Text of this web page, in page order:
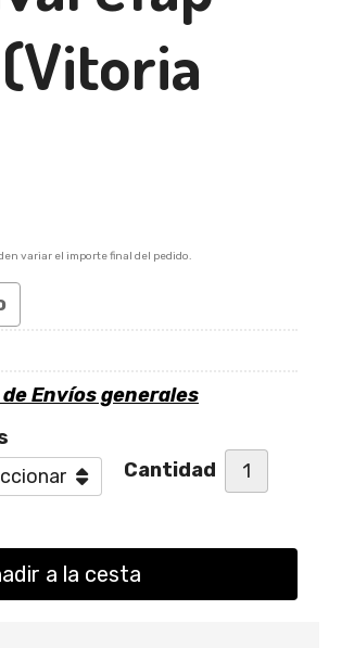
(Vitoria
variar el importe final del pedido.
Envíos generales
Cantidad
a la cesta